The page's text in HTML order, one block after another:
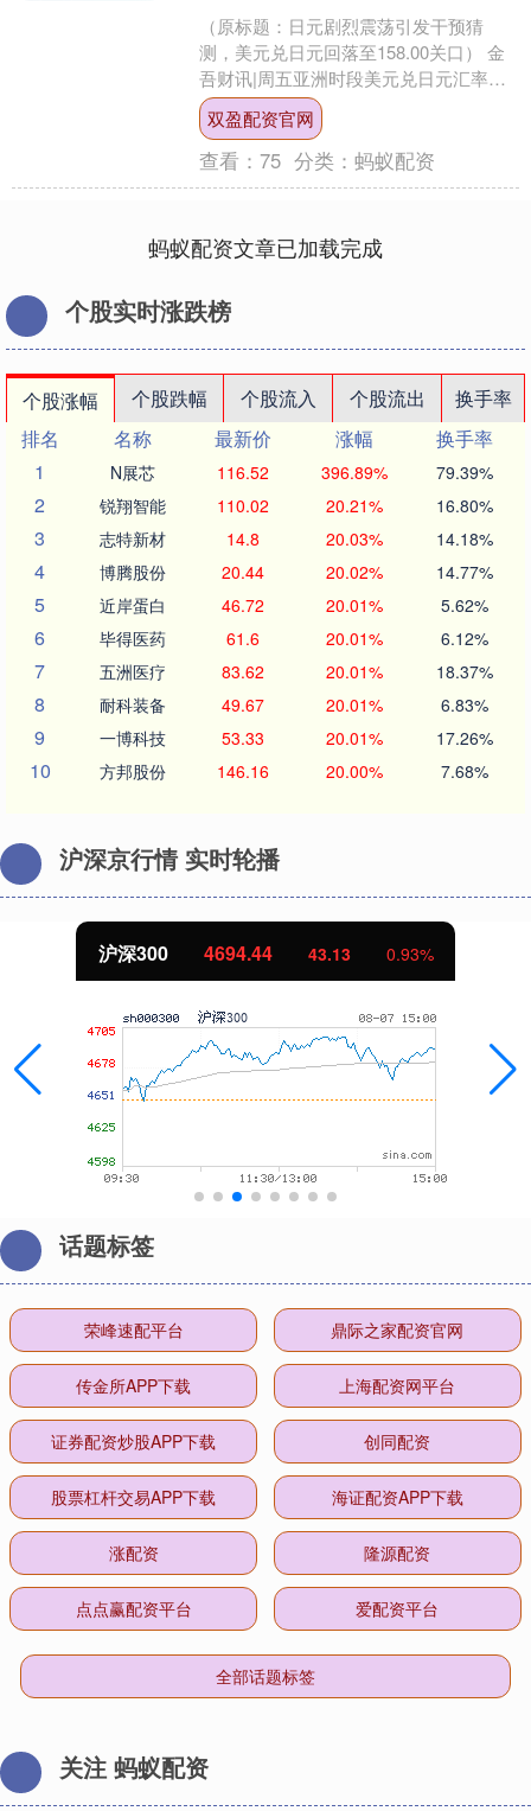
（原标题：日元剧烈震荡引发干预猜
测，美元兑日元回落至158.00关口） 金
吾财讯|周五亚洲时段美元兑日元汇率经
历剧烈震荡，从日内高点159.20大幅回落
至158....
双盈配资官网
查看：75 分类：蚂蚁配资
蚂蚁配资文章已加载完成
个股实时涨跌榜
个股涨幅 个股跌幅 个股流入 个股流出
换手率
排名
名称 最新价 涨幅
换手率
1
N展芯 116.52 396.89% 79.39%
2 锐翔智能 110.02 20.21% 16.80%
3 志特新材 14.8 20.03% 14.18%
4 博腾股份 20.44 20.02% 14.77%
5 近岸蛋白 46.72 20.01% 5.62%
6 毕得医药 61.6 20.01% 6.12%
7 五洲医疗 83.62 20.01% 18.37%
8 耐科装备 49.67 20.01% 6.83%
9 一博科技 53.33 20.01% 17.26%
10 方邦股份 146.16 20.00% 7.68%
沪深京行情 实时轮播
沪深300 4694.44 43.13 0.93%
话题标签
荣峰速配平台 鼎际之家配资官网
传金所APP下载 上海配资网平台
证券配资炒股APP下载 创同配资
股票杠杆交易APP下载 海证配资APP下载
涨配资 隆源配资
点点赢配资平台 爱配资平台
全部话题标签
关注 蚂蚁配资